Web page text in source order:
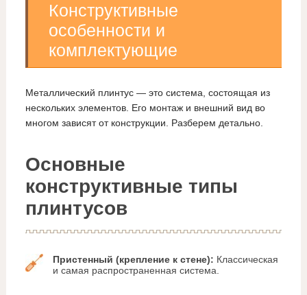
Конструктивные
особенности и
комплектующие
Металлический плинтус — это система, состоящая из
нескольких элементов. Его монтаж и внешний вид во
многом зависят от конструкции. Разберем детально.
Основные
конструктивные типы
плинтусов
Пристенный (крепление к стене): Классическая
и самая распространенная система.